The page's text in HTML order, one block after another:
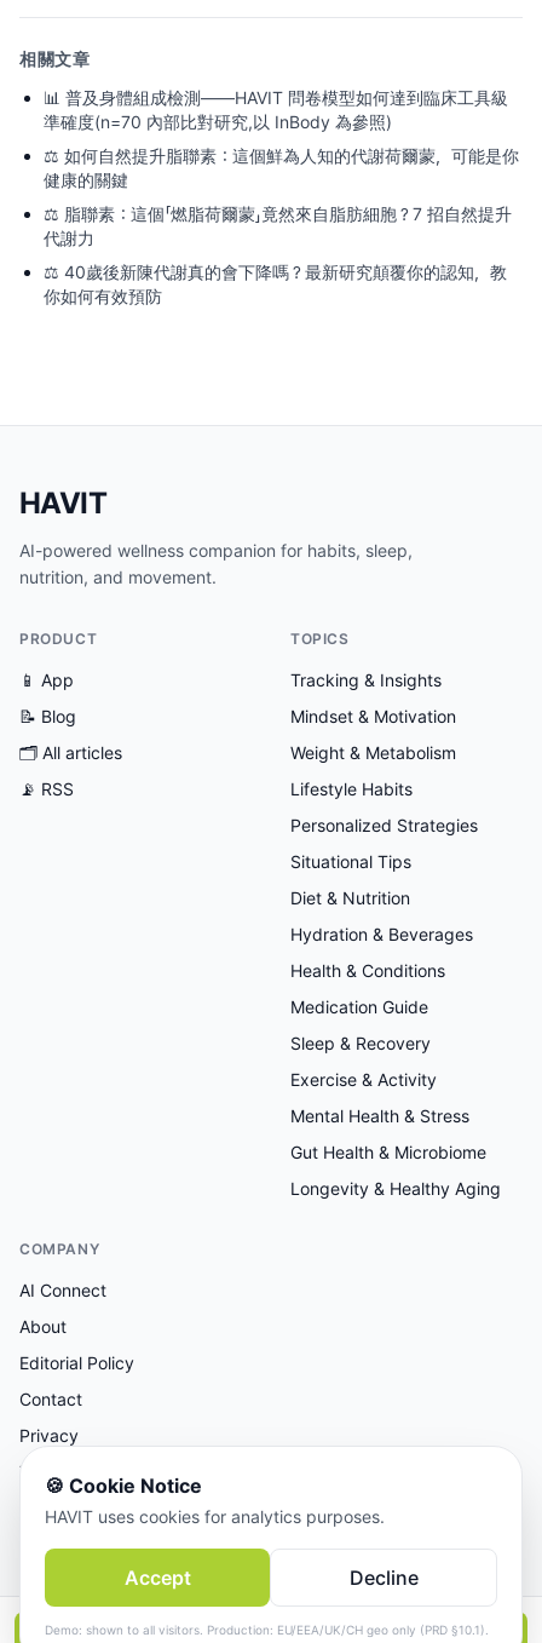
相關文章
📊 普及身體組成檢測——HAVIT 問卷模型如何達到臨床工具級
準確度(n=70 內部比對研究,以 InBody 為參照)
⚖️ 如何自然提升脂聯素：這個鮮為人知的代謝荷爾蒙，可能是你
健康的關鍵
⚖️ 脂聯素：這個「燃脂荷爾蒙」竟然來自脂肪細胞？7 招自然提升
代謝力
⚖️ 40歲後新陳代謝真的會下降嗎？最新研究顛覆你的認知，教
你如何有效預防
HAVIT
AI-powered wellness companion for habits, sleep,
nutrition, and movement.
PRODUCT
📱 App
📝 Blog
🗂 All articles
📡 RSS
TOPICS
Tracking & Insights
Mindset & Motivation
Weight & Metabolism
Lifestyle Habits
Personalized Strategies
Situational Tips
Diet & Nutrition
Hydration & Beverages
Health & Conditions
Medication Guide
Sleep & Recovery
Exercise & Activity
Mental Health & Stress
Gut Health & Microbiome
Longevity & Healthy Aging
COMPANY
AI Connect
About
Editorial Policy
Contact
Privacy
Terms
AI-assisted research, human-reviewed editorial.
🍪 Cookie Notice
HAVIT uses cookies for analytics purposes.
Accept Decline
Demo: shown to all visitors. Production: EU/EEA/UK/CH geo only (PRD §10.1).